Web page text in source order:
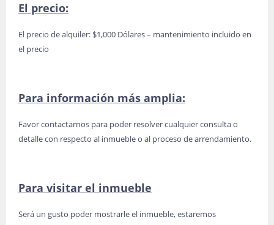
El precio:
El precio de alquiler: $1,000 Dólares – mantenimiento incluido en
el precio
Para información más amplia:
Favor contactarnos para poder resolver cualquier consulta o
detalle con respecto al inmueble o al proceso de arrendamiento.
Para visitar el inmueble
Será un gusto poder mostrarle el inmueble, estaremos